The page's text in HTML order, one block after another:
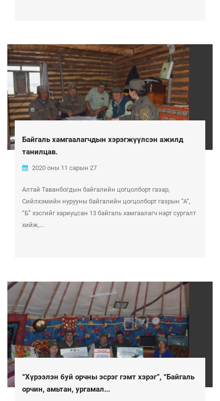
Байгаль хамгаалагчдын хэрэгжүүлсэн ажилд
танилцав.
2020 оны 11 сарын 27
Алтай Таванбогдын байгалийн цогцолборт газар,
Сийлхэмийн нурууны байгалийн цогцолборт газрын “А”,
“Б” хэсгийг хариуцсан 13 байгаль хамгаалагч нарт сургалт
хийж,...
“Хүрээлэн буй орчны эсрэг гэмт хэрэг”, “Байгаль
орчин, амьтан, ургамал...